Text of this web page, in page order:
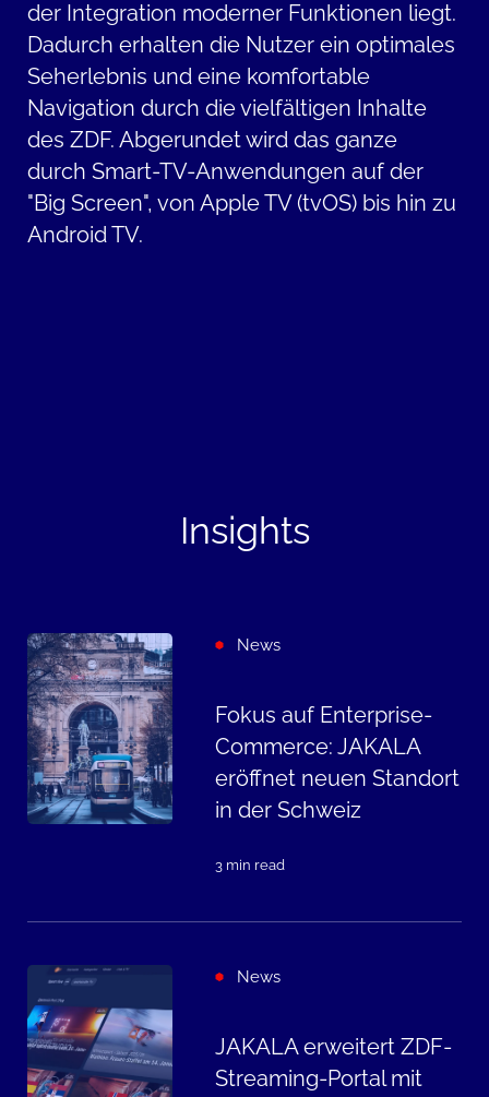
der Integration moderner Funktionen liegt.
Dadurch erhalten die Nutzer ein optimales
Seherlebnis und eine komfortable
Navigation durch die vielfältigen Inhalte
des ZDF. Abgerundet wird das ganze
durch Smart-TV-Anwendungen auf der
"Big Screen", von Apple TV (tvOS) bis hin zu
Android TV.
Insights
News
Fokus auf Enterprise-
Commerce: JAKALA
eröffnet neuen Standort
in der Schweiz
3 min read
News
JAKALA erweitert ZDF-
Streaming-Portal mit